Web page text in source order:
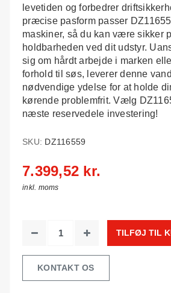
levetiden og forbedrer
præcise pasform passer
maskiner, så du kan være sikker
holdbarheden ved dit udstyr.
sig om hårdt arbejde i marken
forhold til søs, leverer denne
nødvendige ydelse for at holde
kørende problemfrit. Vælg
næste reservedele investering!
SKU: DZ116559
7.399,52 kr.
inkl. moms
TILFØJ TIL
KONTAKT OS